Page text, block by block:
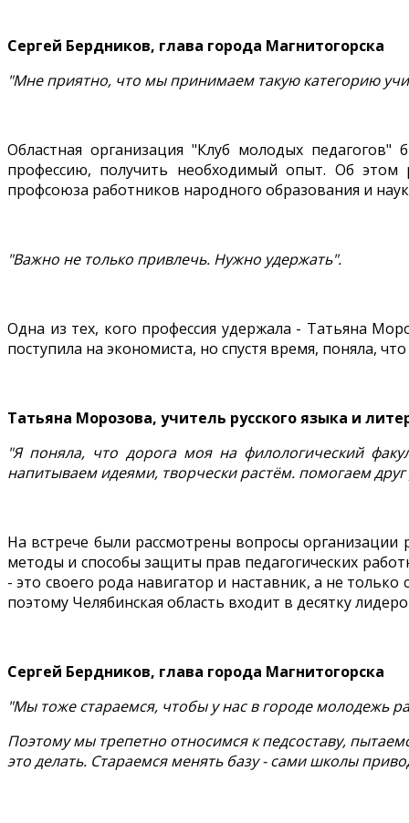
Сергей Бердников, глава города Магнитогорска
"Мне приятно, что мы принимаем такую категорию
Областная организация "Клуб молодых
профессию, получить необходимый опыт. Об этом
профсоюза работников народного образования и
"Важно не только привлечь. Нужно удержать".
Одна из тех, кого профессия удержала - Татьяна
поступила на экономиста, но спустя время, поняла,
Татьяна Морозова, учитель русского языка и
"Я поняла, что дорога моя на филологический
напитываем идеями, творчески растём. помогаем друг
На встрече были рассмотрены вопросы организации
методы и способы защиты прав педагогических
- это своего рода навигатор и наставник, а не
поэтому Челябинская область входит в десятку
Сергей Бердников, глава города Магнитогорска
"Мы тоже стараемся, чтобы у нас в городе молодежь
Поэтому мы трепетно относимся к педсоставу,
это делать. Стараемся менять базу - сами школы